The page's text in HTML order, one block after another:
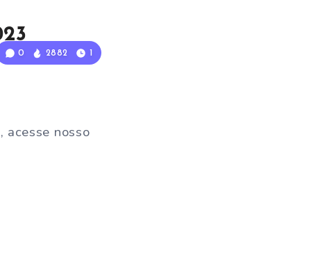
0 2882 1
acesse nosso